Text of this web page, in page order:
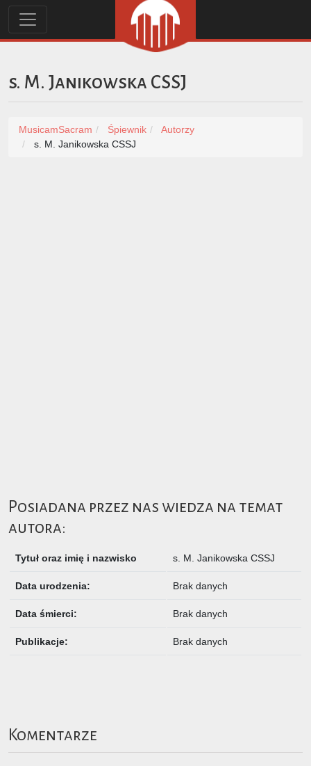
s. M. Janikowska CSSJ
MusicamSacram Śpiewnik
Autorzy
s. M. Janikowska CSSJ
Posiadana przez nas wiedza na temat
autora:
Tytuł oraz imię i nazwisko s. M. Janikowska CSSJ
Data urodzenia: Brak danych
Data śmierci: Brak danych
Publikacje: Brak danych
Komentarze